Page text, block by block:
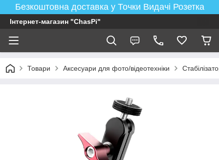
Безкоштовна доставка у Точки Видачі Розетка
Інтернет-магазин "ChasPi"
Товари Аксесуари для фото/відеотехніки